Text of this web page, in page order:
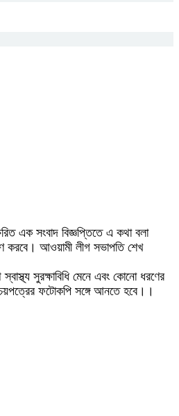
এক সংবাদ বিজ্ঞপ্তিতে এ কথা বলা
করবে। আওয়ামী লীগ সভাপতি শেখ
সুরক্ষাবিধি মেনে এবং কোনো ধরণের
ফটোকপি সঙ্গে আনতে হবে।।